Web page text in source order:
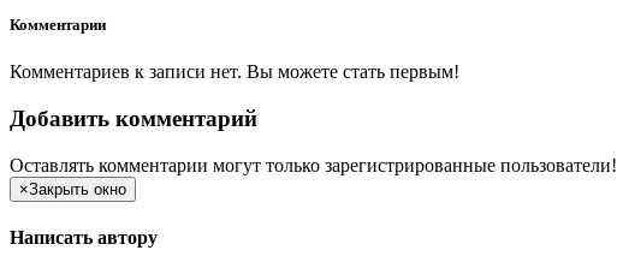
Комментарии
Комментариев к записи нет. Вы можете стать первым!
Добавить комментарий
Оставлять комментарии могут только зарегистрированные пользователи!
×Закрыть окно
Написать автору